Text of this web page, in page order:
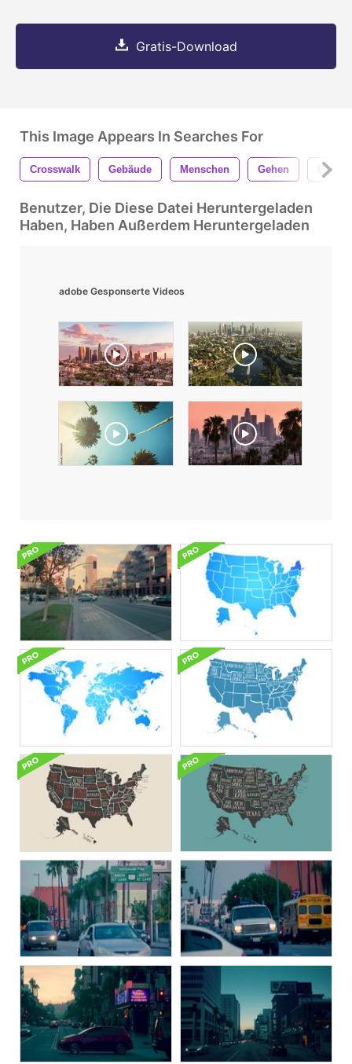
Gratis-Download
This Image Appears In Searches For
Crosswalk Gebäude Menschen Gehen Person
Benutzer, Die Diese Datei Heruntergeladen
Haben, Haben Außerdem Heruntergeladen
adobe Gesponserte Videos